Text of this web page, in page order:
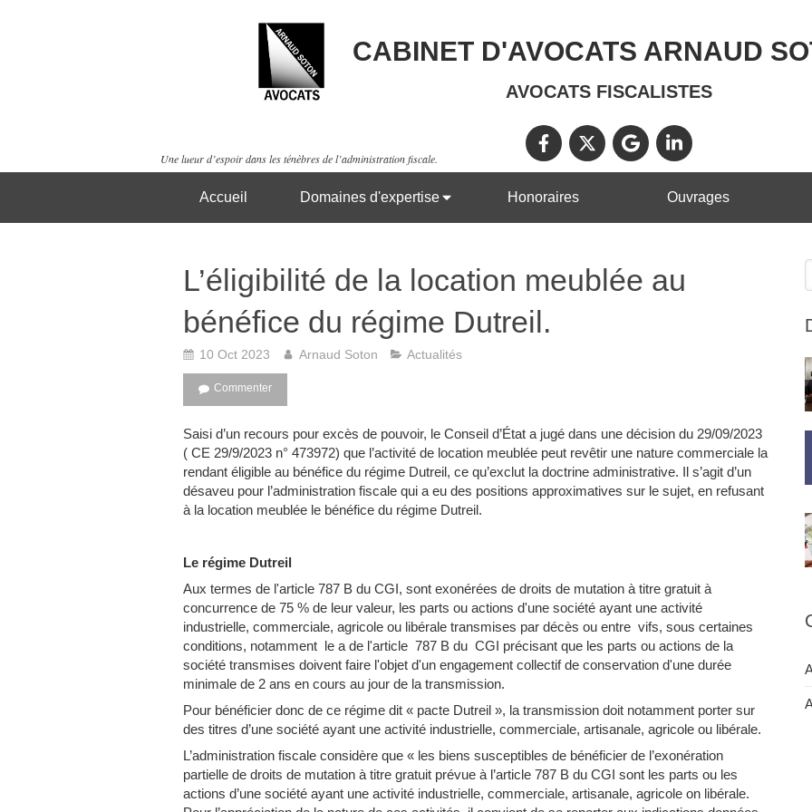
CABINET D'AVOCATS ARNAUD
AVOCATS FISCALISTES
Une lueur d’espoir dans les ténèbres de l’administration fiscale.
Accueil Domaines d'expertise Honoraires Ouvrages
L’éligibilité de la location meublée au
bénéfice du régime Dutreil.
10 Oct 2023 Arnaud Soton Actualités
Commenter
Saisi d’un recours pour excès de pouvoir, le Conseil d’État a jugé dans une décision du 29/09/2023
( CE 29/9/2023 n° 473972) que l’activité de location meublée peut revêtir une nature commerciale la
rendant éligible au bénéfice du régime Dutreil, ce qu’exclut la doctrine administrative. Il s’agit d’un
désaveu pour l’administration fiscale qui a eu des positions approximatives sur le sujet, en refusant
à la location meublée le bénéfice du régime Dutreil.
Le régime Dutreil
Aux termes de l'article 787 B du CGI, sont exonérées de droits de mutation à titre gratuit à
concurrence de 75 % de leur valeur, les parts ou actions d'une société ayant une activité
industrielle, commerciale, agricole ou libérale transmises par décès ou entre vifs, sous certaines
conditions, notamment le a de l'article 787 B du CGI précisant que les parts ou actions de la
société transmises doivent faire l'objet d'un engagement collectif de conservation d'une durée
minimale de 2 ans en cours au jour de la transmission.
Pour bénéficier donc de ce régime dit « pacte Dutreil », la transmission doit notamment porter sur
des titres d’une société ayant une activité industrielle, commerciale, artisanale, agricole ou libérale.
L’administration fiscale considère que « les biens susceptibles de bénéficier de l’exonération
partielle de droits de mutation à titre gratuit prévue à l’article 787 B du CGI sont les parts ou les
actions d’une société ayant une activité industrielle, commerciale, artisanale, agricole on libérale.